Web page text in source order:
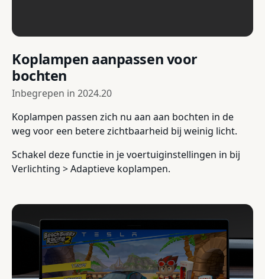
Koplampen aanpassen voor
bochten
Inbegrepen in 2024.20
Koplampen passen zich nu aan aan bochten in de
weg voor een betere zichtbaarheid bij weinig licht.
Schakel deze functie in je voertuiginstellingen in bij
Verlichting > Adaptieve koplampen.